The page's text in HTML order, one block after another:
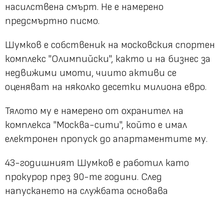
насилствена смърт. Не е намерено
предсмъртно писмо.
Шумков е собственик на московския спортен
комплекс "Олимпийски", както и на бизнес за
недвижими имоти, чиито активи се
оценяват на няколко десетки милиона евро.
Тялото му е намерено от охранител на
комплекса "Москва-сити", който е имал
електронен пропуск до апартаментите му.
43-годишният Шумков е работил като
прокурор през 90-те години. След
напускането на службата основава